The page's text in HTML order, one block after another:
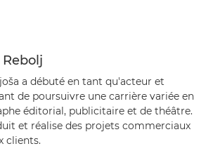
a débuté en tant qu'acteur et
de poursuivre une carrière variée en
éditorial, publicitaire et de théâtre.
et réalise des projets commerciaux
clients.